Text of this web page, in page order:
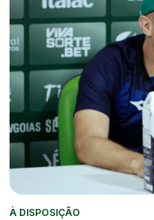
À DISPOSIÇÃO